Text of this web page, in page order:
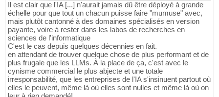
Il est clair que l'IA [...] n'aurait jamais dû être déployé à grande
échelle pour que tout un chacun puisse faire "mumuse" avec,
mais plutôt cantonné à des domaines spécialisés en version
payante, voire à rester dans les labos de recherches en
sciences de l'informatique
C'est le cas depuis quelques décennies en fait.
en attendant de trouver quelque chose de plus performant et de
plus frugale que les LLMs. À la place de ça, c'est avec le
cynisme commercial le plus abjecte et une totale
irresponsabilité, que les entreprises de l'IA s'insinuent partout où
elles le peuvent, même là où elles sont nulles et même là où on